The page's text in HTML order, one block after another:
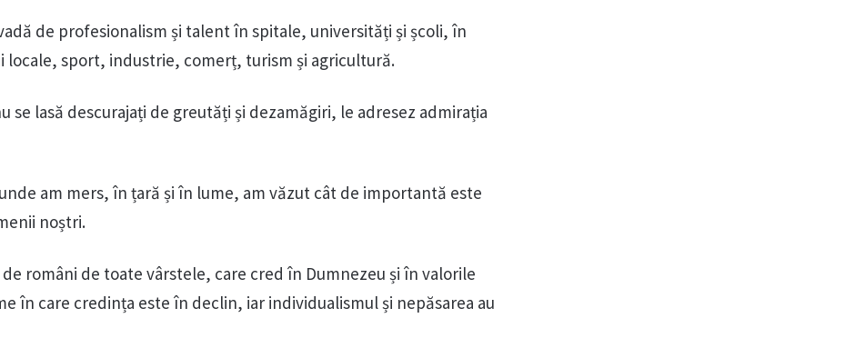
de profesionalism și talent în spitale, universități și școli, în
locale, sport, industrie, comerț, turism și agricultură.
se lasă descurajați de greutăți și dezamăgiri, le adresez admirația
am mers, în țară și în lume, am văzut cât de importantă este
noștri.
români de toate vârstele, care cred în Dumnezeu și în valorile
în care credința este în declin, iar individualismul și nepăsarea au